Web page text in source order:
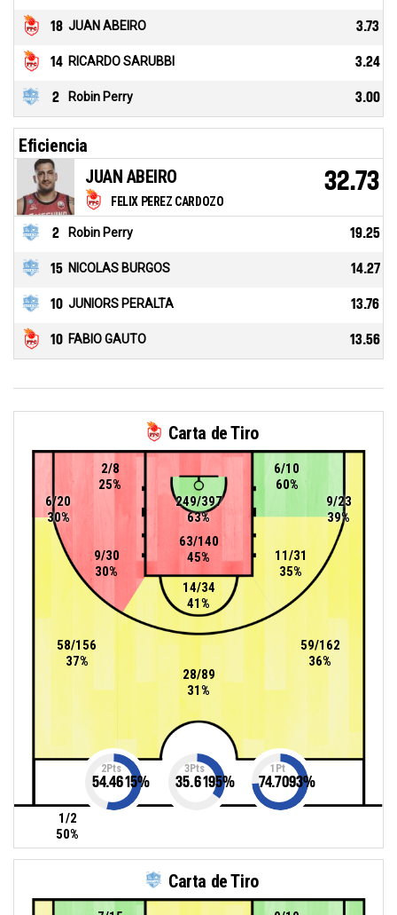
18 JUAN ABEIRO 3.73
14 RICARDO SARUBBI 3.24
2 Robin Perry 3.00
Eficiencia
FELIX PEREZ CARDOZO
JUAN ABEIRO 32.73
2 Robin Perry 19.25
15 NICOLAS BURGOS 14.27
10 JUNIORS PERALTA 13.76
10 FABIO GAUTO 13.56
Carta de Tiro
249/397
63%
9/30
30%
63/140
45%
59/162
36%
58/156
37%
28/89
31%
6/10
60%
11/31
35%
9/23
39%
14/34
41%
6/20
30%
1/2
50%
2/8
25%
2Pts
54.4615%
3Pts
35.6195%
1Pt
74.7093%
Carta de Tiro